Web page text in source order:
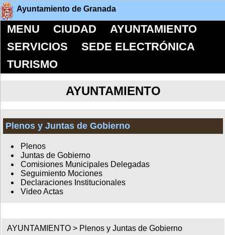
Ayuntamiento de Granada
MENU CIUDAD
AYUNTAMIENTO
SERVICIOS
SEDE ELECTRÓNICA
TURISMO
AYUNTAMIENTO
Plenos y Juntas de Gobierno
Plenos
Juntas de Gobierno
Comisiones Municipales Delegadas
Seguimiento Mociones
Declaraciones Institucionales
Video Actas
AYUNTAMIENTO > Plenos y Juntas de Gobierno